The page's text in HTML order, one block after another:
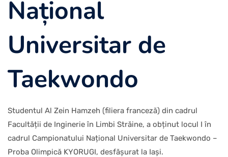
Național
Universitar de
Taekwondo
Studentul Al Zein Hamzeh (filiera franceză) din cadrul
Facultății de Inginerie în Limbi Străine, a obținut locul I în
cadrul Campionatului Național Universitar de Taekwondo –
Proba Olimpică KYORUGI, desfășurat la Iași.